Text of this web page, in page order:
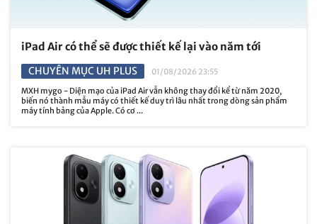
iPad Air có thể sẽ được thiết kế lại vào năm tới
CHUYÊN MỤC UH PLUS
01/08/2026 23:55
MXH mygo - Diện mạo của iPad Air vẫn không thay đổi kể từ năm 2020,
biến nó thành mẫu máy có thiết kế duy trì lâu nhất trong dòng sản phẩm
máy tính bảng của Apple. Có cơ ...